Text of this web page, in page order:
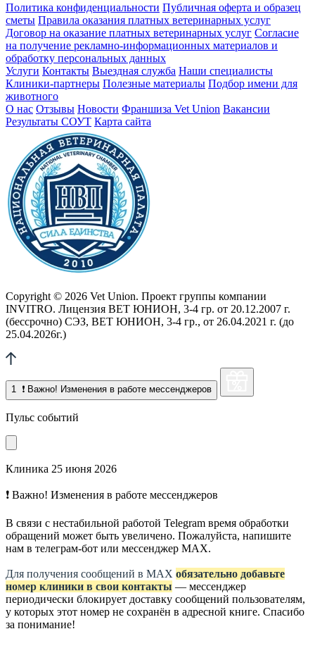
Политика конфиденциальности Публичная оферта и образец
сметы Правила оказания платных ветеринарных услуг
Договор на оказание платных ветеринарных услуг Cогласие
на получение рекламно-информационных материалов и
обработку персональных данных
Услуги Контакты Выездная служба Наши специалисты
Клиники-партнеры Полезные материалы Подбор имени для
животного
О нас Отзывы Новости Франшиза Vet Union Вакансии
Результаты СОУТ Карта сайта
Copyright © 2026 Vet Union. Проект группы компании
INVITRO. Лицензия ВЕТ ЮНИОН, 3-4 гр. от 20.12.2007 г.
(бессрочно) СЭЗ, ВЕТ ЮНИОН, 3-4 гр., от 26.04.2021 г. (до
25.04.2026г.)
1 ❗ Важно! Изменения в работе мессенджеров
Пульс событий
Клиника 25 июня 2026
❗ Важно! Изменения в работе мессенджеров
В связи с нестабильной работой Telegram время обработки
обращений может быть увеличено. Пожалуйста, напишите
нам в телеграм-бот или мессенджер МАХ.
Для получения сообщений в МАХ обязательно добавьте
номер клиники в свои контакты — мессенджер
периодически блокирует доставку сообщений пользователям,
у которых этот номер не сохранён в адресной книге. Спасибо
за понимание!